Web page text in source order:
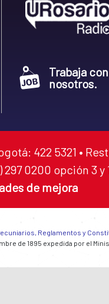
Trabaja con
nosotros.
422 5321 •
0200 opción 3 y
de mejora
Reglamentos y
de 1895 expedida por el